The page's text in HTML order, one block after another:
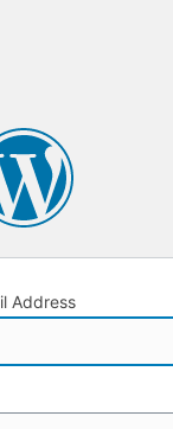
Address